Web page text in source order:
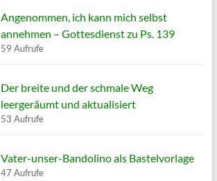
Angenommen, ich kann mich selbst
annehmen – Gottesdienst zu Ps. 139
59 Aufrufe
Der breite und der schmale Weg
leergeräumt und aktualisiert
53 Aufrufe
Vater-unser-Bandolino als Bastelvorlage
47 Aufrufe